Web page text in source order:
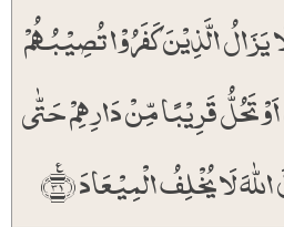
الَّذِیۡنَ کَفَرُوۡا تُصِیۡبُہُمۡ
تَحُلُّ قَرِیۡبًا مِّنۡ دَارِہِمۡ حَتّٰی
لَا یُخۡلِفُ الۡمِیۡعَادَ ﴿٪۳۱﴾